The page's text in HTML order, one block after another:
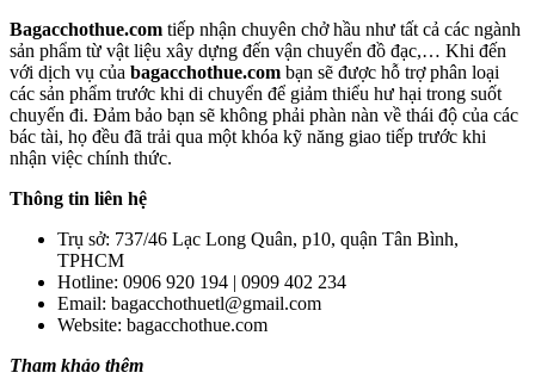
Bagacchothue.com tiếp nhận chuyên chở hầu như tất cả các ngành
sản phẩm từ vật liệu xây dựng đến vận chuyển đồ đạc,… Khi đến
với dịch vụ của bagacchothue.com bạn sẽ được hỗ trợ phân loại
các sản phẩm trước khi di chuyển để giảm thiểu hư hại trong suốt
chuyến đi. Đảm bảo bạn sẽ không phải phàn nàn về thái độ của các
bác tài, họ đều đã trải qua một khóa kỹ năng giao tiếp trước khi
nhận việc chính thức.
Thông tin liên hệ
Trụ sở: 737/46 Lạc Long Quân, p10, quận Tân Bình,
TPHCM
Hotline: 0906 920 194 | 0909 402 234
Email: bagacchothuetl@gmail.com
Website: bagacchothue.com
Tham khảo thêm